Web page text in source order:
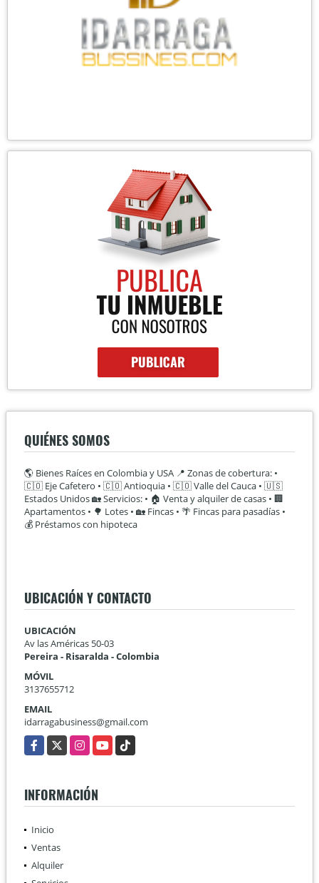
QUIÉNES SOMOS
🌎 Bienes Raíces en Colombia y USA 📍 Zonas de cobertura: •
🇨🇴 Eje Cafetero • 🇨🇴 Antioquia • 🇨🇴 Valle del Cauca • 🇺🇸
Estados Unidos 🏡 Servicios: • 🏠 Venta y alquiler de casas • 🏢
Apartamentos • 🌳 Lotes • 🏡 Fincas • 🌴 Fincas para pasadías •
💰 Préstamos con hipoteca
UBICACIÓN Y CONTACTO
UBICACIÓN
Av las Américas 50-03
Pereira - Risaralda - Colombia
MÓVIL
3137655712
EMAIL
idarragabusiness@gmail.com
Facebook
X InstagramYouTube
TikTok
INFORMACIÓN
Inicio
Ventas
Alquiler